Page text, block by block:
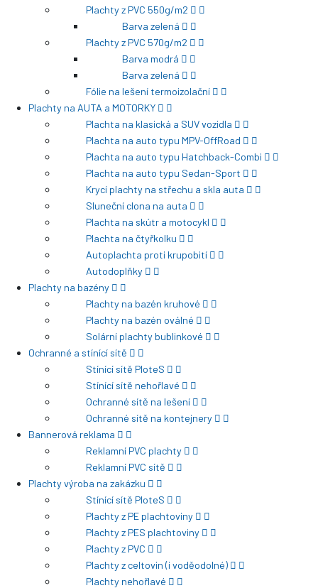
Plachty z PVC 550g/m2
Barva zelená
Plachty z PVC 570g/m2
Barva modrá
Barva zelená
Fólie na lešení termoizolační
Plachty na AUTA a MOTORKY
Plachta na klasická a SUV vozidla
Plachta na auto typu MPV-OffRoad
Plachta na auto typu Hatchback-Combi
Plachta na auto typu Sedan-Sport
Krycí plachty na střechu a skla auta
Sluneční clona na auta
Plachta na skútr a motocykl
Plachta na čtyřkolku
Autoplachta proti krupobití
Autodoplňky
Plachty na bazény
Plachty na bazén kruhové
Plachty na bazén oválné
Solární plachty bublinkové
Ochranné a stínící sítě
Stínící sítě PloteS
Stínící sítě nehořlavé
Ochranné sítě na lešení
Ochranné sítě na kontejnery
Bannerová reklama
Reklamní PVC plachty
Reklamní PVC sítě
Plachty výroba na zakázku
Stínící sítě PloteS
Plachty z PE plachtoviny
Plachty z PES plachtoviny
Plachty z PVC
Plachty z celtovin (i voděodolné)
Plachty nehořlavé